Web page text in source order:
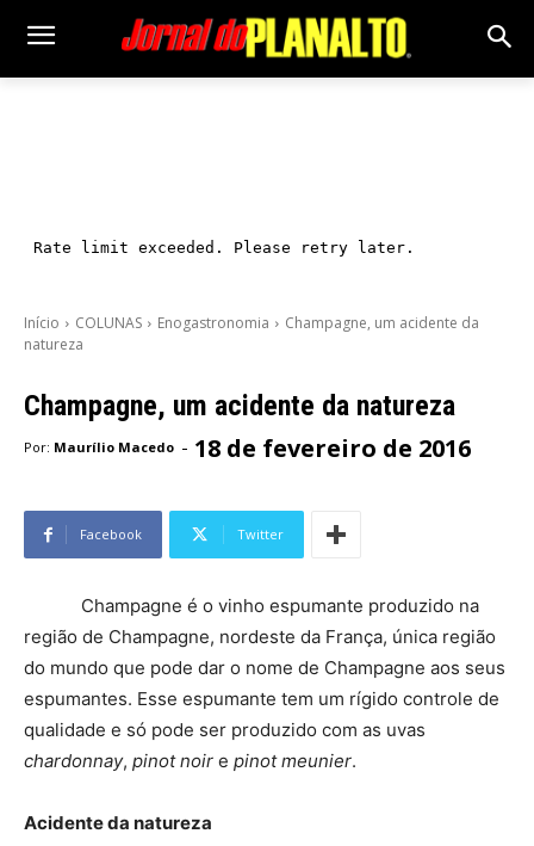
Início COLUNAS Enogastronomia
Champagne, um acidente da
natureza
Champagne, um acidente da natureza
Por: Maurílio Macedo - 18 de fevereiro de 2016
Facebook Twitter
Champagne é o vinho espumante produzido na
região de Champagne, nordeste da França, única região
do mundo que pode dar o nome de Champagne aos seus
espumantes. Esse espumante tem um rígido controle de
qualidade e só pode ser produzido com as uvas
chardonnay, pinot noir e pinot meunier.
Acidente da natureza